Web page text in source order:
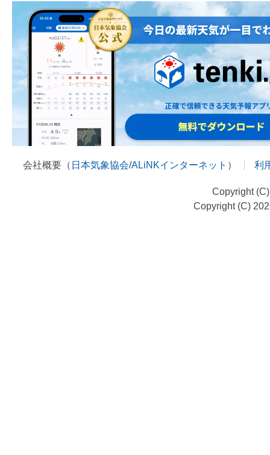
会社概要（ 日本気象協会/ALiNKインターネット ） 利
Copyright
Copyright (C)